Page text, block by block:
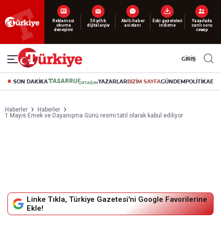
Yeni nesil dijital
abonelik 19 TL’den başlayan fiyatlarla.
GİRİŞ
SON DAKİKA YAZARLARBİZİM SAYFAGÜNDEMPOLİTİKA
Haberler
Haberler
1 Mayıs Emek ve Dayanışma Günü resmi tatil olarak kabul ediliyor
Linke Tıkla, Türkiye Gazetesi'ni Google Favorilerine
Ekle!